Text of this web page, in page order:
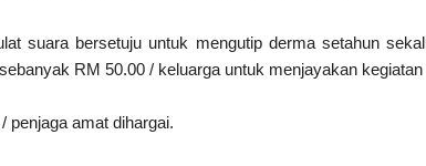
suara bersetuju untuk mengutip derma setahun
RM 50.00 / keluarga untuk menjayakan
penjaga amat dihargai.